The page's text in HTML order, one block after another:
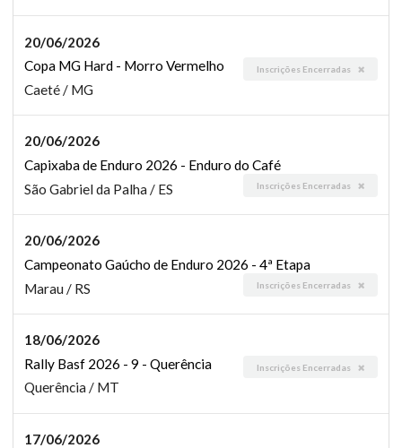
20/06/2026
Copa MG Hard - Morro Vermelho
Inscrições Encerradas
Caeté / MG
20/06/2026
Capixaba de Enduro 2026 - Enduro do Café
Inscrições Encerradas
São Gabriel da Palha / ES
20/06/2026
Campeonato Gaúcho de Enduro 2026 - 4ª Etapa
Inscrições Encerradas
Marau / RS
18/06/2026
Rally Basf 2026 - 9 - Querência
Inscrições Encerradas
Querência / MT
17/06/2026